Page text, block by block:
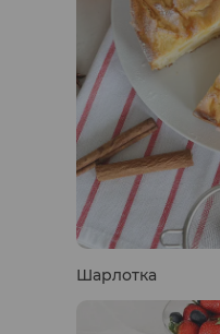
Шарлотка